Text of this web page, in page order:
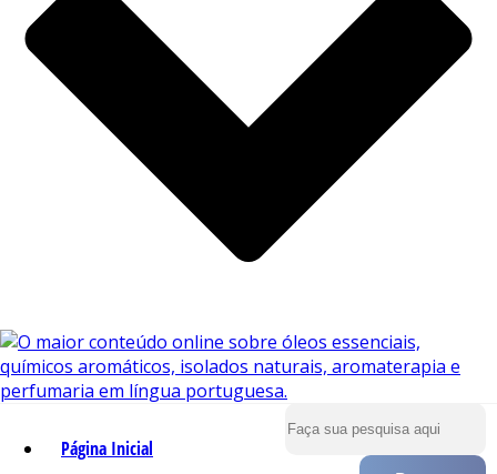
Página Inicial